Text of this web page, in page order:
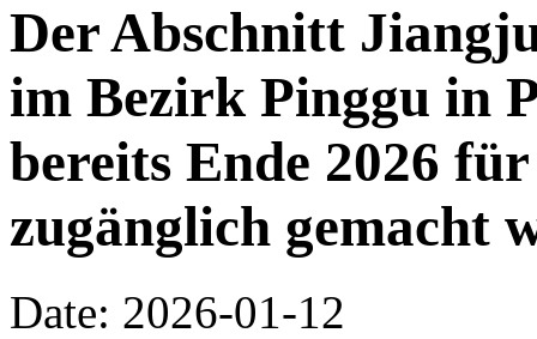
Der Abschnitt
im Bezirk Pinggu in
bereits Ende 2026
zugänglich gemacht
Date: 2026-01-12